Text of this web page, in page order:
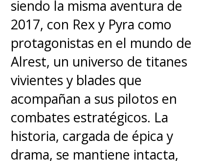
de los hombres del espacio
(Invasion of the Saucer Men) ,El
Día que la Tierra se Detuvo (The
Day the Earth Stood Still)
Thing (La Cosa)y hastaLa
invasión de los usurpadores de
cuerpos (Invasion of the Body
Snatchers) ,se da el gusto de
siendo la misma aventura de
2017, con Rex y Pyra como
protagonistas en el mundo de
Alrest, un universo de titanes
vivientes y blades que
acompañan a sus pilotos en
combates estratégicos. La
historia, cargada de épica y
drama, se mantiene intacta,